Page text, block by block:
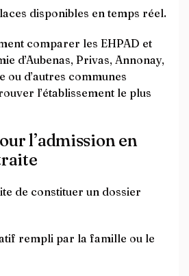
disponibles en temps réel.
comparer les EHPAD et
d’Aubenas, Privas, Annonay,
d’autres communes
l’établissement le plus
l’admission en
de constituer un dossier
rempli par la famille ou le